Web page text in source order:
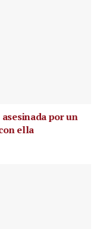
por un
ella